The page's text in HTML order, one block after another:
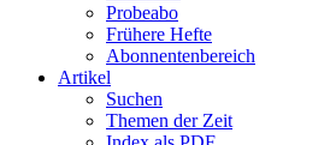
Probeabo
Frühere Hefte
Abonnentenbereich
Artikel
Suchen
Themen der Zeit